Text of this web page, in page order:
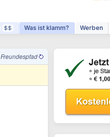
$$ Was ist klamm? Werben
Freundespfad